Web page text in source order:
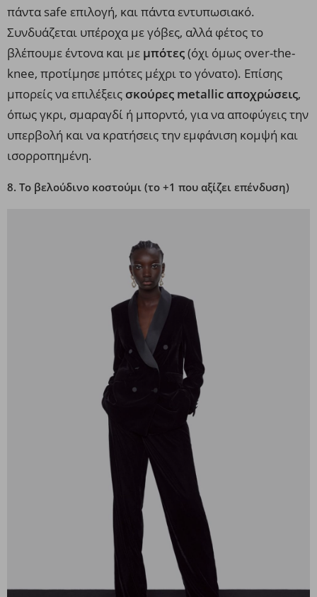
πάντα safe επιλογή, και πάντα εντυπωσιακό.
Συνδυάζεται υπέροχα με γόβες, αλλά φέτος το
βλέπουμε έντονα και με μπότες(όχι όμως over-the-
knee, προτίμησε μπότες μέχρι το γόνατο). Επίσης
μπορείς να επιλέξεις σκούρες metallic αποχρώσεις,
όπως γκρι, σμαραγδί ή μπορντό, για να αποφύγεις την
υπερβολή και να κρατήσεις την εμφάνιση κομψή και
ισορροπημένη.
8. Το βελούδινο κοστούμι (το +1 που αξίζει επένδυση)